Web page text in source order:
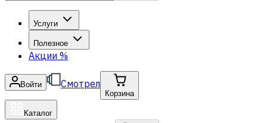
Услуги
Полезное
Акции %
Войти Смотрел
Корзина
Каталог